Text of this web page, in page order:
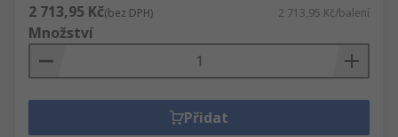
2 713,95 Kč(bez DPH) 2 713,95 Kč/balení
Množství
Přidat